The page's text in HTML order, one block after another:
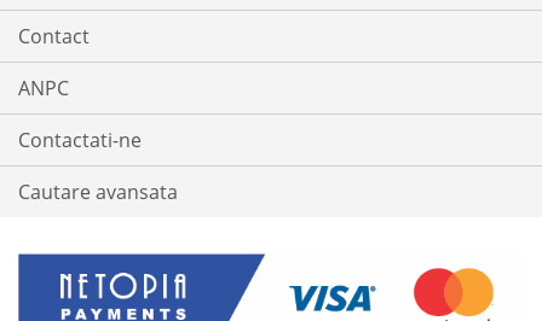
Contact
ANPC
Contactati-ne
Cautare avansata